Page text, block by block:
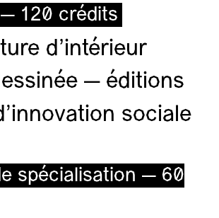
120 crédits
d’intérieur
— éditions
sociale
spécialisation — 60